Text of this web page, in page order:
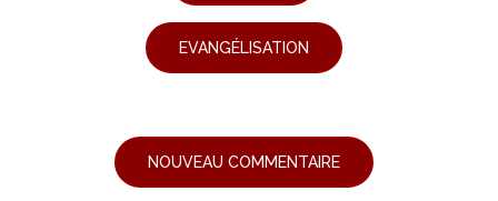
EVANGÉLISATION
NOUVEAU COMMENTAIRE